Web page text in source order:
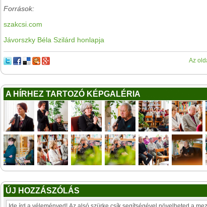
Források:
szakcsi.com
Jávorszky Béla Szilárd honlapja
Az
A HÍRHEZ TARTOZÓ KÉPGALÉRIA
ÚJ HOZZÁSZÓLÁS